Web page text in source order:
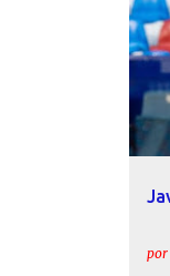
por